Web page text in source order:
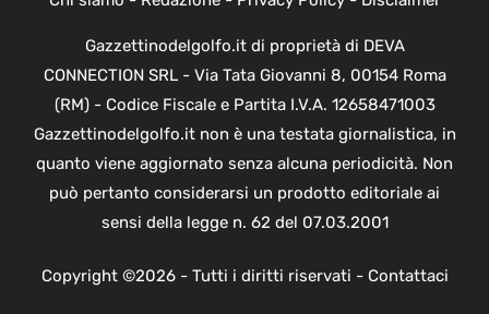
Gazzettinodelgolfo.it di proprietà di DEVA
CONNECTION SRL - Via Tata Giovanni 8, 00154 Roma
(RM) - Codice Fiscale e Partita I.V.A. 12658471003
Gazzettinodelgolfo.it non è una testata giornalistica, in
quanto viene aggiornato senza alcuna periodicità. Non
può pertanto considerarsi un prodotto editoriale ai
sensi della legge n. 62 del 07.03.2001
Copyright ©2026 - Tutti i diritti riservati - Contattaci